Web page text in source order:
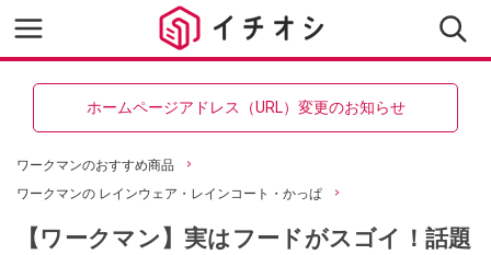
ホームページアドレス（URL）変更のお知らせ
ワークマンのおすすめ商品
ワークマンの レインウェア・レインコート・かっぱ
【ワークマン】実はフードがスゴイ！話題